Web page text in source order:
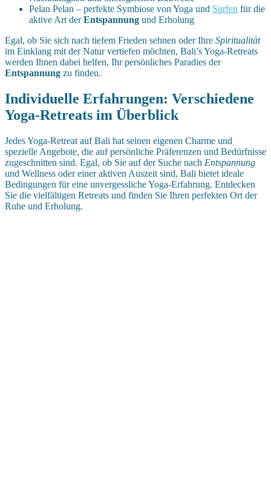
Pelan Pelan – perfekte Symbiose von Yoga und Surfen für die
aktive Art derEntspannung und Erholung
Egal, ob Sie sich nach tiefem Frieden sehnen oder Ihre Spiritualität
im Einklang mit der Natur vertiefen möchten, Bali’s Yoga-Retreats
werden Ihnen dabei helfen, Ihr persönliches Paradies der
Entspannung zu finden.
Individuelle Erfahrungen: Verschiedene
Yoga-Retreats im Überblick
Jedes Yoga-Retreat auf Bali hat seinen eigenen Charme und
spezielle Angebote, die auf persönliche Präferenzen und Bedürfnisse
zugeschnitten sind. Egal, ob Sie auf der Suche nach Entspannung
und Wellness oder einer aktiven Auszeit sind, Bali bietet ideale
Bedingungen für eine unvergessliche Yoga-Erfahrung. Entdecken
Sie die vielfältigen Retreats und finden Sie Ihren perfekten Ort der
Ruhe und Erholung.